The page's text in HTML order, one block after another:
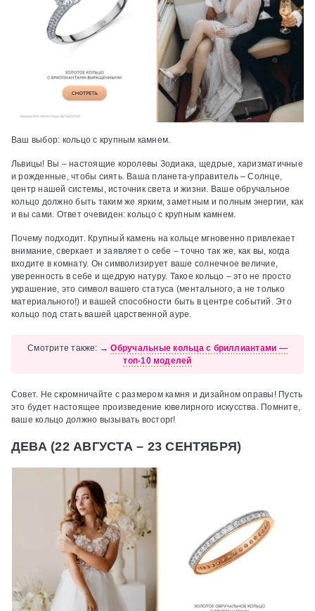
Ваш выбор: кольцо с крупным камнем.
Львицы! Вы – настоящие королевы Зодиака, щедрые, харизматичные
и рожденные, чтобы сиять. Ваша планета-управитель – Солнце,
центр нашей системы, источник света и жизни. Ваше обручальное
кольцо должно быть таким же ярким, заметным и полным энергии, как
и вы сами. Ответ очевиден: кольцо с крупным камнем.
Почему подходит.Крупный камень на кольце мгновенно привлекает
внимание, сверкает и заявляет о себе – точно так же, как вы, когда
входите в комнату. Он символизирует ваше солнечное величие,
уверенность в себе и щедрую натуру. Такое кольцо – это не просто
украшение, это символ вашего статуса (ментального, а не только
материального!) и вашей способности быть в центре событий. Это
кольцо под стать вашей царственной ауре.
Смотрите также: →Обручальные кольца с бриллиантами —
топ-10 моделей
Совет. Не скромничайте с размером камня и дизайном оправы! Пусть
это будет настоящее произведение ювелирного искусства. Помните,
ваше кольцо должно вызывать восторг!
ДЕВА (22 АВГУСТА – 23 СЕНТЯБРЯ)